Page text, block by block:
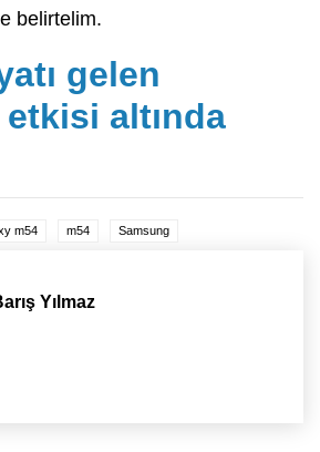
belirtelim.
gelen
etkisi altında
m54 m54 Samsung
Yılmaz